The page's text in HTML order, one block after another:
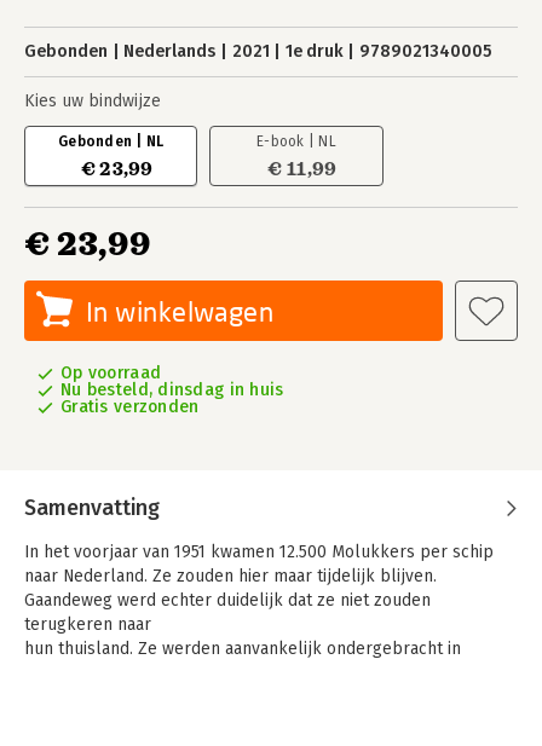
Gebonden Nederlands 2021 1e druk 9789021340005
Kies uw bindwijze
Gebonden | NL
€ 23,99
E-book | NL
€ 11,99
€ 23,99
In winkelwagen
Op voorraad
Nu besteld, dinsdag in huis
Gratis verzonden
Samenvatting
In het voorjaar van 1951 kwamen 12.500 Molukkers per schip
naar Nederland. Ze zouden hier maar tijdelijk blijven.
Gaandeweg werd echter duidelijk dat ze niet zouden
terugkeren naar
hun thuisland. Ze werden aanvankelijk ondergebracht in